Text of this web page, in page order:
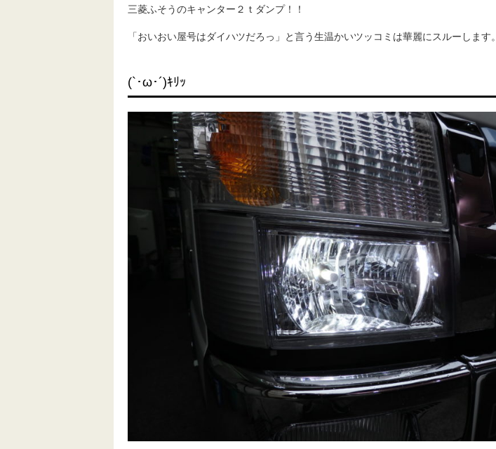
三菱ふそうのキャンター２ｔダンプ！！
「おいおい屋号はダイハツだろっ」と言う生温かいツッコミは華麗にスルーします。
(`･ω･´)ｷﾘｯ